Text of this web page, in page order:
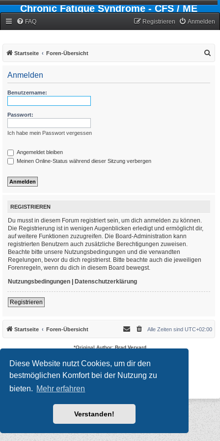
Diese Website nutzt Cookies, um dir den
bestmöglichen Komfort bei der Nutzung zu
bieten. Mehr erfahren
Verstanden!
Chronic Fatigue Syndrome - CFS / ME
FAQ Anmelden
Registrieren
Startseite Foren-Übersicht
Anmelden
Benutzername:
Passwort:
Ich habe mein Passwort vergessen
Angemeldet bleiben
Meinen Online-Status während dieser Sitzung verbergen
REGISTRIEREN
Du musst in diesem Forum registriert sein, um dich anmelden zu können.
Die Registrierung ist in wenigen Augenblicken erledigt und ermöglicht dir,
auf weitere Funktionen zuzugreifen. Die Board-Administration kann
registrierten Benutzern auch zusätzliche Berechtigungen zuweisen.
Beachte bitte unsere Nutzungsbedingungen und die verwandten
Regelungen, bevor du dich registrierst. Bitte beachte auch die jeweiligen
Forenregeln, wenn du dich in diesem Board bewegst.
Nutzungsbedingungen | Datenschutzerklärung
Registrieren
Startseite Foren-Übersicht Alle Zeiten sind UTC+02:00
*Original Author: Brad Veryard
Powered byphpBB® Forum Software © phpBB Limited
Deutsche Übersetzung durchphpBB.de